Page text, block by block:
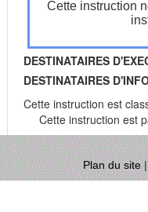
Cette instruction
DESTINATAIRES
DESTINATAIRES
Cette instruction est
Cette instruction est
Plan du site